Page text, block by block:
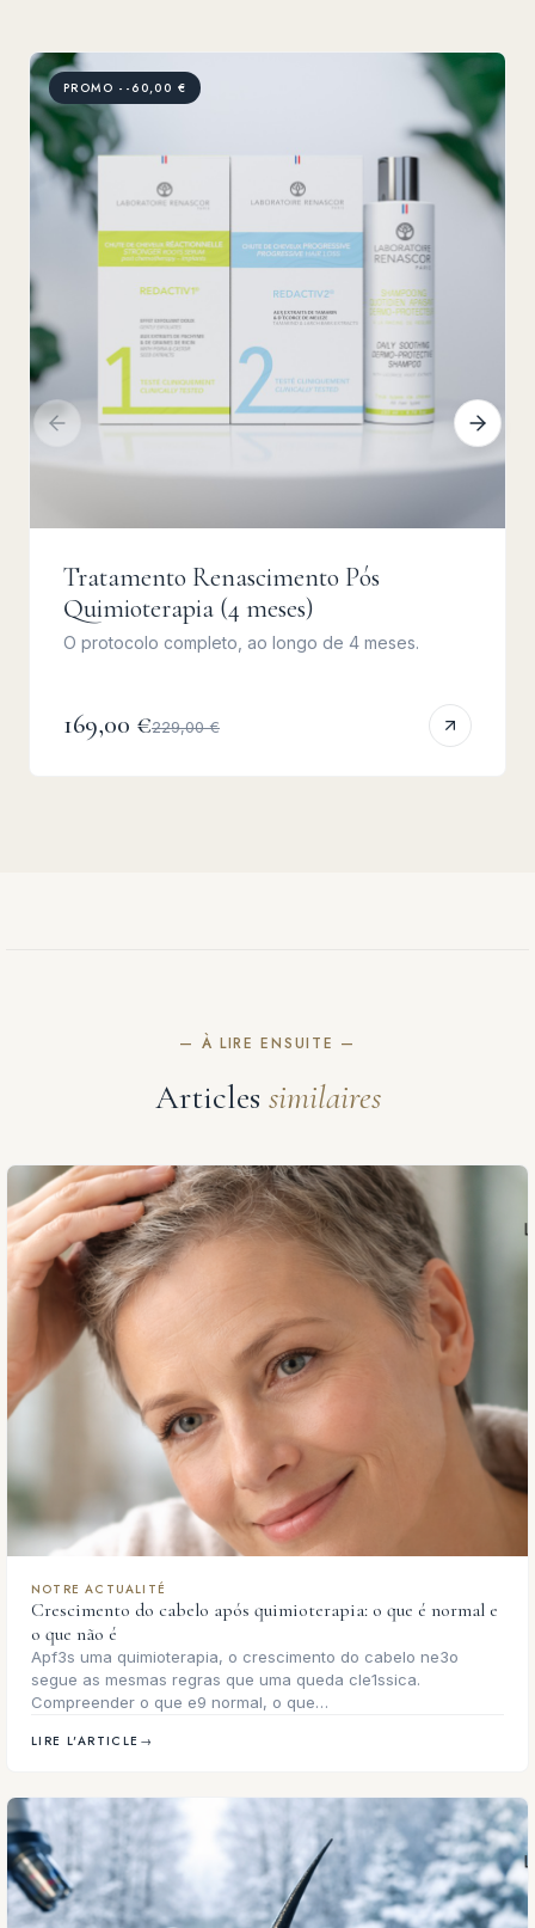
PROMO --60,00 €
Tratamento Renascimento Pós
Quimioterapia (4 meses)
O protocolo completo, ao longo de 4 meses.
169,00 €229,00 €
— À LIRE ENSUITE —
Articles similaires
NOTRE ACTUALITÉ
Crescimento do cabelo após quimioterapia: o que é normal e
o que não é
Apf3s uma quimioterapia, o crescimento do cabelo ne3o
segue as mesmas regras que uma queda cle1ssica.
Compreender o que e9 normal, o que…
LIRE L'ARTICLE →